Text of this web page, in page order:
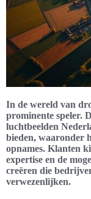
In de wereld van
prominente speler.
luchtbeelden
bieden, waaronder
opnames. Klanten
expertise en de
creëren die
verwezenlijken.